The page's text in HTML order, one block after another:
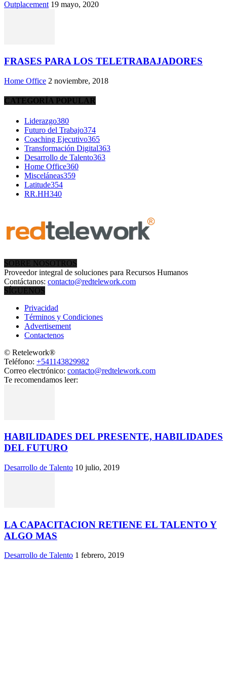
Outplacement 19 mayo, 2020
FRASES PARA LOS TELETRABAJADORES
Home Office 2 noviembre, 2018
CATEGORÍA POPULAR
Liderazgo380
Futuro del Trabajo374
Coaching Ejecutivo365
Transformación Digital363
Desarrollo de Talento363
Home Office360
Misceláneas359
Latitude354
RR.HH340
SOBRE NOSOTROS
Proveedor integral de soluciones para Recursos Humanos
Contáctanos: contacto@redtelework.com
SÍGUENOS
Privacidad
Términos y Condiciones
Advertisement
Contactenos
© Retelework®
Teléfono: +541143829982
Correo electrónico: contacto@redtelework.com
Te recomendamos leer:
HABILIDADES DEL PRESENTE, HABILIDADES
DEL FUTURO
Desarrollo de Talento 10 julio, 2019
LA CAPACITACION RETIENE EL TALENTO Y
ALGO MAS
Desarrollo de Talento 1 febrero, 2019